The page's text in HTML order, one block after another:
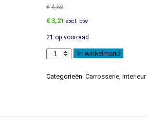
€4,58
Oorspronkelijke
was:
€4,58.
€3,21 Huidige
is:
€3,21.
excl. btw
21 op voorraad
Paneel
aantal
In winkelmand
Categorieën:Carrosserie ,Interieur